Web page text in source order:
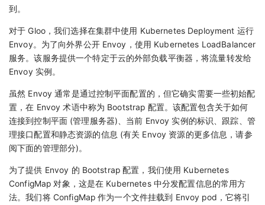
到。
对于 Gloo，我们选择在集群中使用 Kubernetes Deployment 运行
Envoy。为了向外界公开 Envoy，使用 Kubernetes LoadBalancer
服务。该服务提供一个特定于云的外部负载平衡器，将流量转发给
Envoy 实例。
虽然 Envoy 通常是通过控制平面配置的，但它确实需要一些初始配
置，在 Envoy 术语中称为 Bootstrap 配置。该配置包含关于如何
连接到控制平面 (管理服务器)、当前 Envoy 实例的标识、跟踪、管
理接口配置和静态资源的信息 (有关 Envoy 资源的更多信息，请参
阅下面的管理部分)。
为了提供 Envoy 的 Bootstrap 配置，我们使用 Kubernetes
ConfigMap 对象，这是在 Kubernetes 中分发配置信息的常用方
法。我们将 ConfigMap 作为一个文件挂载到 Envoy pod，它将引